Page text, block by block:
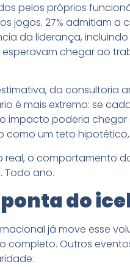
pelos próprios
jogos. 27% admitiam a
da liderança,
esperavam chegar ao
da consultoria
é mais extremo: se
poderia chegar
como um teto
real, o comportamento
Todo ano.
ponta do
já move esse
completo. Outros